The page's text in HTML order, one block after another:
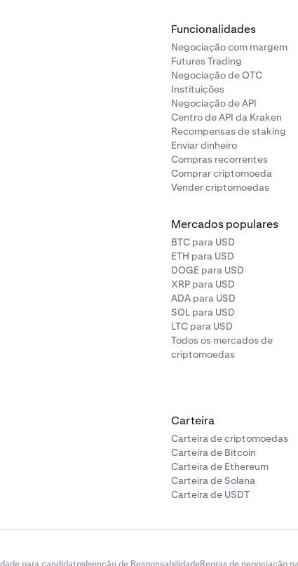
de conta bancária).
RFC fornecido.
Funcionalidades
Negociação com margem
Futures Trading
Negociação de OTC
Instituições
Negociação de API
Centro de API da Kraken
Recompensas de staking
Enviar dinheiro
Compras recorrentes
Comprar criptomoeda
Vender criptomoedas
Mercados populares
BTC para USD
ETH para USD
DOGE para USD
XRP para USD
ADA para USD
SOL para USD
LTC para USD
Todos os mercados de
criptomoedas
Carteira
Carteira de criptomoedas
Carteira de Bitcoin
Carteira de Ethereum
Carteira de Solana
Carteira de USDT